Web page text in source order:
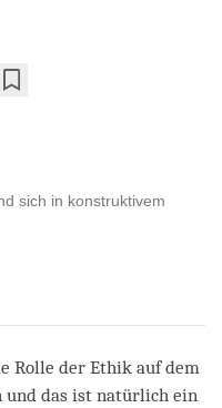
sich in konstruktivem
Rolle der Ethik auf dem
und das ist natürlich ein